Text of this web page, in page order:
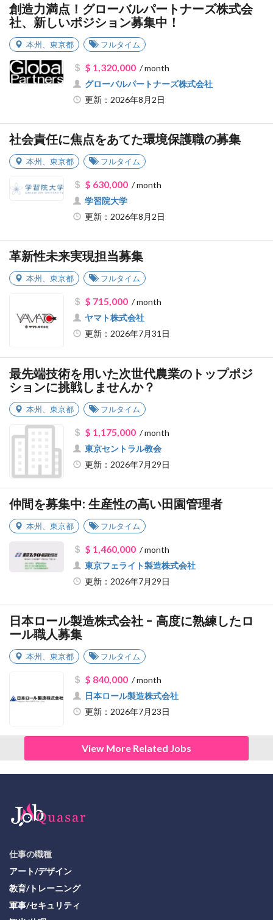
創造力満点！グローバルパートナーズ株式会
社、新しいポジション募集中！
本州 東京都 フルタイム
$ 1,320,000/ month
グローバルパートナーズ株式会社
更新：2026年8月2日
社会責任に焦点をあてた環境保護職の募集
本州 東京都 フルタイム
$ 630,000/ month
学習院大学
更新：2026年8月2日
革新性未来実現担当募集
本州 東京都 フルタイム
$ 715,000/ month
ヤマト株式会社
更新：2026年7月31日
最先端技術を用いた次世代農業のトップポジ
ションに挑戦しませんか？
本州 東京都 フルタイム
$ 1,175,000/ month
東京セントラル教会
更新：2026年7月29日
仲間を募集中: 生産性の高い田園管理者
本州 東京都 フルタイム
$ 1,460,000/ month
東京フェライト製造株式会社
更新：2026年7月29日
日本ロール製造株式会社 - 高度に熟練したロ
ール職人募集
本州 東京都 フルタイム
$ 840,000/ month
日本ロール製造株式会社
更新：2026年7月23日
View More Related Jobs
仕事の職種
アート/デザイン
教育/トレーニング
軍事/セキュリティ